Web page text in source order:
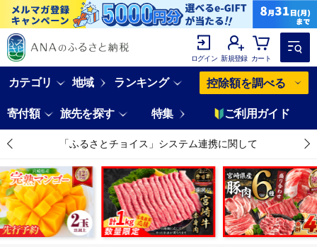
ログイン 新規登録 カート
カテゴリ 地域 ランキング 控除額を調べる
寄付額 旅先を探す 特集 ご利用ガイド
「ふるさとチョイス」システム連携に関して